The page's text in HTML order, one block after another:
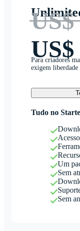
US$
US$
Para criadores
exigem
Tudo no
Um
Sem
Sem